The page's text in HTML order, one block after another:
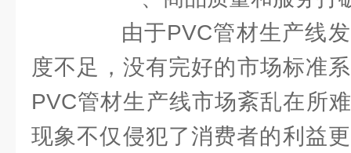
由于PVC管材生产线发
度不足，没有完好的市场标准
PVC管材生产线市场紊乱在所
现象不仅侵犯了消费者的利益